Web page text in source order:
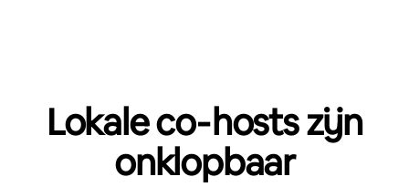
Lokale co‑hosts zijn
onklopbaar